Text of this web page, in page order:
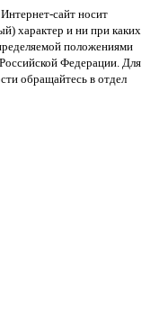
сайт носит
характер и ни при каких
положениями
Федерации. Для
обращайтесь в отдел